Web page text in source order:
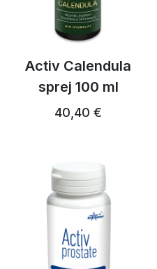
Activ Calendula
sprej 100 ml
40,40 €